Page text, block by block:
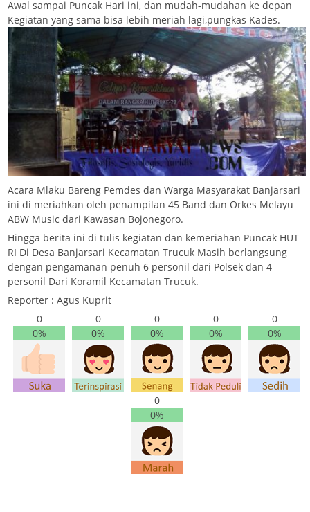
Awal sampai Puncak Hari ini, dan mudah-mudahan ke depan
Kegiatan yang sama bisa lebih meriah lagi,pungkas Kades.
Acara Mlaku Bareng Pemdes dan Warga Masyarakat Banjarsari
ini di meriahkan oleh penampilan 45 Band dan Orkes Melayu
ABW Music dari Kawasan Bojonegoro.
Hingga berita ini di tulis kegiatan dan kemeriahan Puncak HUT
RI Di Desa Banjarsari Kecamatan Trucuk Masih berlangsung
dengan pengamanan penuh 6 personil dari Polsek dan 4
personil Dari Koramil Kecamatan Trucuk.
Reporter : Agus Kuprit
0
0%
0
0%
0
0%
0
0%
0
0%
0
0%